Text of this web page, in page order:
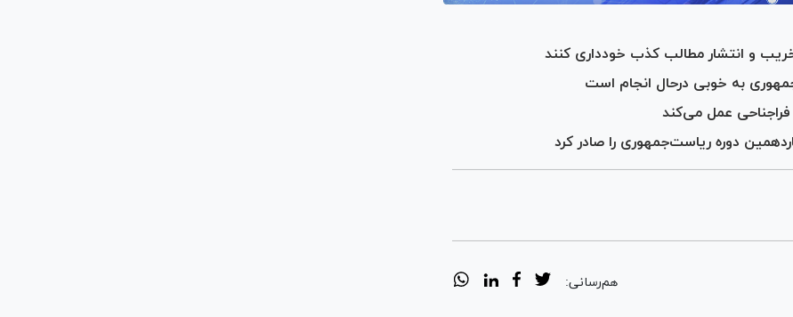
و انتشار مطالب کذب خودداری کنند
به خوبی درحال انجام است
عمل می‌کند
دوره ریاست‌جمهوری را صادر کرد
هم‌رسانی: